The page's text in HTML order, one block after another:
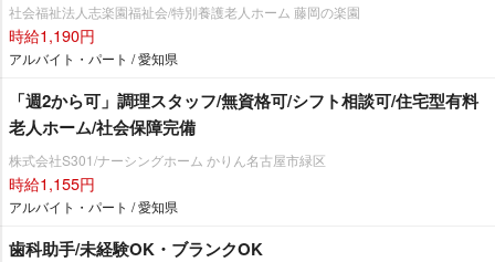
社会福祉法人志楽園福祉会/特別養護老人ホーム 藤岡の楽園
時給1,190円
アルバイト・パート / 愛知県
「週2から可」調理スタッフ/無資格可/シフト相談可/住宅型有料
老人ホーム/社会保障完備
株式会社S301/ナーシングホーム かりん名古屋市緑区
時給1,155円
アルバイト・パート / 愛知県
歯科助手/未経験OK・ブランクOK